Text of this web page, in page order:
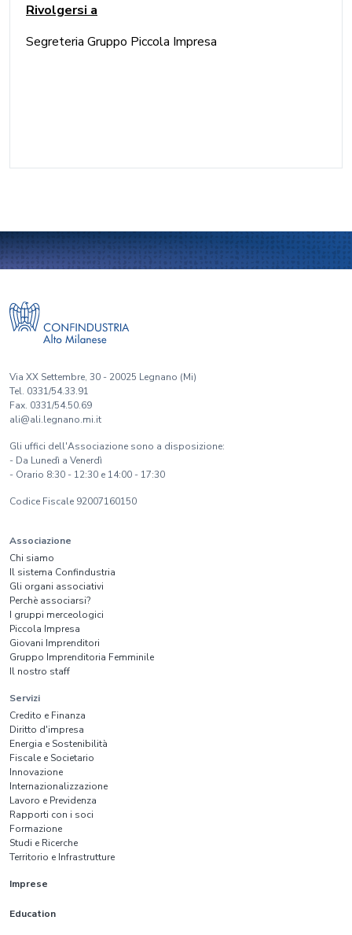
Rivolgersi a
Segreteria Gruppo Piccola Impresa
Via XX Settembre, 30 - 20025 Legnano (Mi)
Tel. 0331/54.33.91
Fax. 0331/54.50.69
ali@ali.legnano.mi.it
Gli uffici dell'Associazione sono a disposizione:
- Da Lunedì a Venerdì
- Orario 8:30 - 12:30 e 14:00 - 17:30
Codice Fiscale 92007160150
Associazione
Chi siamo
Il sistema Confindustria
Gli organi associativi
Perchè associarsi?
I gruppi merceologici
Piccola Impresa
Giovani Imprenditori
Gruppo Imprenditoria Femminile
Il nostro staff
Servizi
Credito e Finanza
Diritto d'impresa
Energia e Sostenibilità
Fiscale e Societario
Innovazione
Internazionalizzazione
Lavoro e Previdenza
Rapporti con i soci
Formazione
Studi e Ricerche
Territorio e Infrastrutture
Imprese
Education